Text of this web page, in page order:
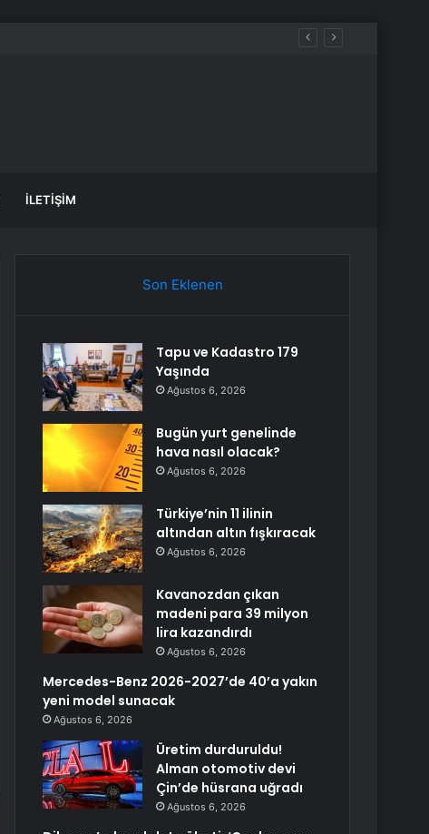
İLETIŞIM
Son Eklenen
Tapu ve Kadastro 179
Yaşında
Ağustos 6, 2026
Bugün yurt genelinde
hava nasıl olacak?
Ağustos 6, 2026
Türkiye’nin 11 ilinin
altından altın fışkıracak
Ağustos 6, 2026
Kavanozdan çıkan
madeni para 39 milyon
lira kazandırdı
Ağustos 6, 2026
Mercedes-Benz 2026-2027’de 40’a yakın
yeni model sunacak
Ağustos 6, 2026
Üretim durduruldu!
Alman otomotiv devi
Çin’de hüsrana uğradı
Ağustos 6, 2026